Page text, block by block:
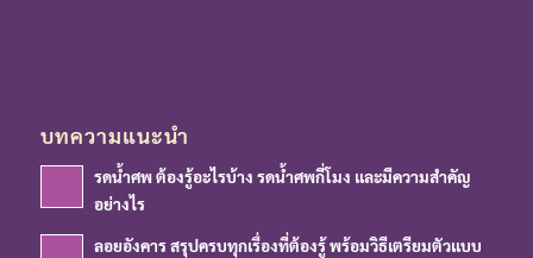
บทความแนะนำ
รดน้ำศพ ต้องรู้อะไรบ้าง รดน้ำศพกี่โมง และมีความสำคัญ
อย่างไร
ลอยอังคาร สรุปครบทุกเรื่องที่ต้องรู้ พร้อมวิธีเตรียมตัวแบบ